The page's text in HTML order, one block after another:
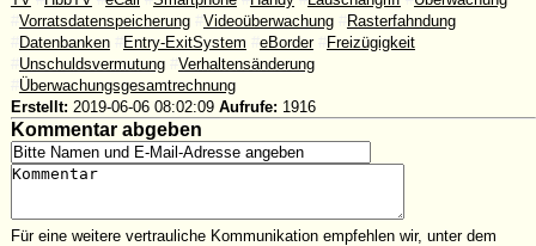
Vorratsdatenspeicherung Videoüberwachung
Rasterfahndung
Datenbanken Entry-ExitSystem eBorder
Freizügigkeit
Unschuldsvermutung
Verhaltensänderung
Überwachungsgesamtrechnung
Erstellt: 2019-06-06 08:02:09 Aufrufe: 1916
Kommentar abgeben
Für eine weitere vertrauliche Kommunikation empfehlen wir, unter dem